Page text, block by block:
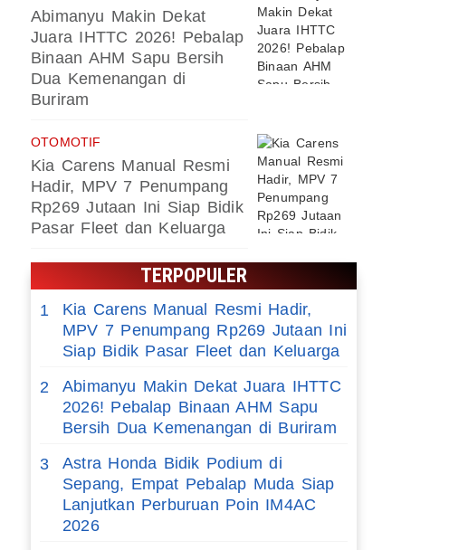
Abimanyu Makin Dekat
Juara IHTTC 2026! Pebalap
Binaan AHM Sapu Bersih
Dua Kemenangan di
Buriram
OTOMOTIF
Kia Carens Manual Resmi
Hadir, MPV 7 Penumpang
Rp269 Jutaan Ini Siap Bidik
Pasar Fleet dan Keluarga
TERPOPULER
1
Kia Carens Manual Resmi Hadir,
MPV 7 Penumpang Rp269 Jutaan Ini
Siap Bidik Pasar Fleet dan Keluarga
2
Abimanyu Makin Dekat Juara IHTTC
2026! Pebalap Binaan AHM Sapu
Bersih Dua Kemenangan di Buriram
3
Astra Honda Bidik Podium di
Sepang, Empat Pebalap Muda Siap
Lanjutkan Perburuan Poin IM4AC
2026